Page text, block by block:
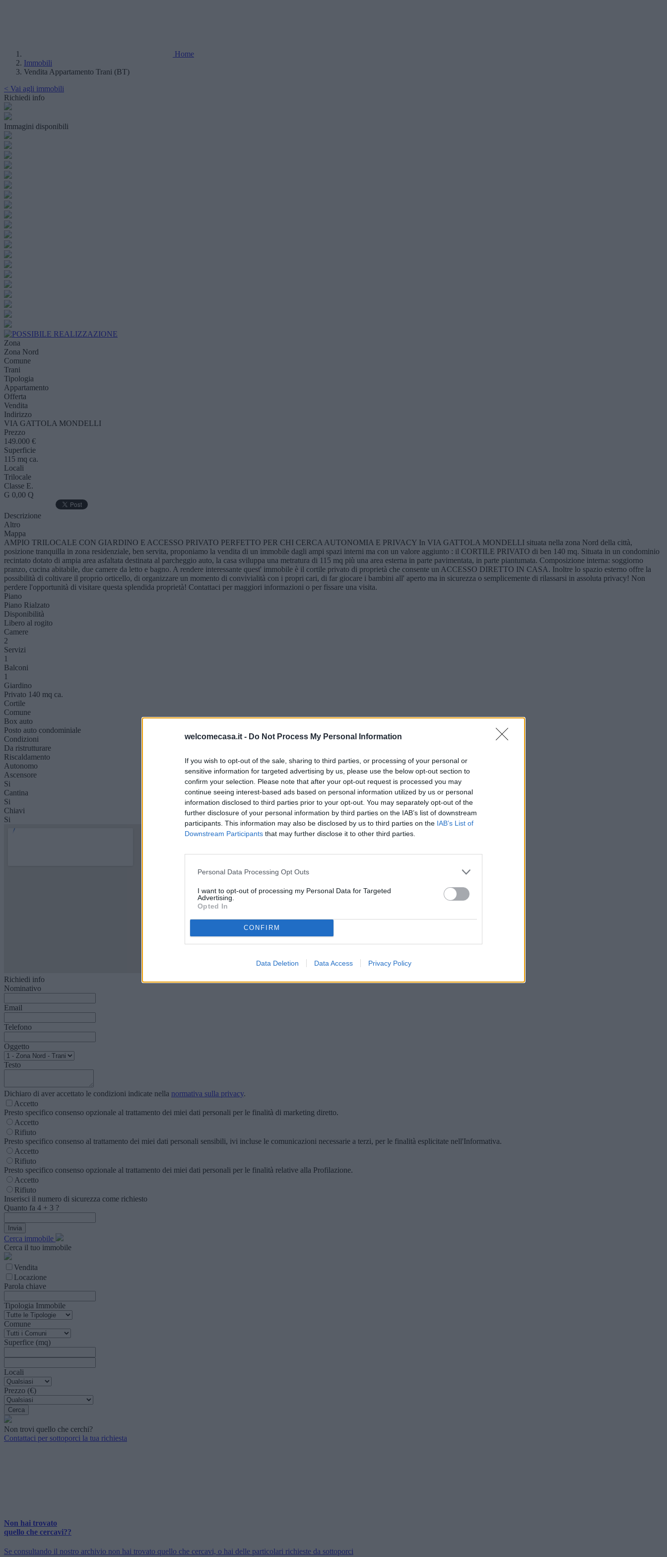
welcomecasa.it - Do Not Process My Personal Information
If you wish to opt-out of the sale, sharing to third parties, or processing of your personal or
sensitive information for targeted advertising by us, please use the below opt-out section to
confirm your selection. Please note that after your opt-out request is processed you may
continue seeing interest-based ads based on personal information utilized by us or personal
information disclosed to third parties prior to your opt-out. You may separately opt-out of the
further disclosure of your personal information by third parties on the IAB’s list of downstream
participants. This information may also be disclosed by us to third parties on the IAB’s List of
Downstream Participants that may further disclose it to other third parties.
Personal Data Processing Opt Outs
I want to opt-out of processing my Personal Data for Targeted
Advertising.
Opted In
CONFIRM
Data Deletion Data Access Privacy Policy
Home
Immobili
Vendita Appartamento Trani (BT)
< Vai agli immobili
Richiedi info
Immagini disponibili
Zona
Zona Nord
Comune
Trani
Tipologia
Appartamento
Offerta
Vendita
Indirizzo
VIA GATTOLA MONDELLI
Prezzo
149.000 €
Superficie
115 mq ca.
Locali
Trilocale
Classe E.
G 0,00 Q
Descrizione
Altro
Mappa
AMPIO TRILOCALE CON GIARDINO E ACCESSO PRIVATO PERFETTO PER CHI CERCA AUTONOMIA E PRIVACY In VIA GATTOLA MONDELLI situata nella zona Nord della città,
posizione tranquilla in zona residenziale, ben servita, proponiamo la vendita di un immobile dagli ampi spazi interni ma con un valore aggiunto : il CORTILE PRIVATO di ben 140 mq. Situata in un condominio
recintato dotato di ampia area asfaltata destinata al parcheggio auto, la casa sviluppa una metratura di 115 mq più una area esterna in parte pavimentata, in parte piantumata. Composizione interna: soggiorno
pranzo, cucina abitabile, due camere da letto e bagno. A rendere interessante quest' immobile è il cortile privato di proprietà che consente un ACCESSO DIRETTO IN CASA. Inoltre lo spazio esterno offre la
possibilità di coltivare il proprio orticello, di organizzare un momento di convivialità con i propri cari, di far giocare i bambini all' aperto ma in sicurezza o semplicemente di rilassarsi in assoluta privacy! Non
perdere l'opportunità di visitare questa splendida proprietà! Contattaci per maggiori informazioni o per fissare una visita.
Piano
Piano Rialzato
Disponibilità
Libero al rogito
Camere
2
Servizi
1
Balconi
1
Giardino
Privato 140 mq ca.
Cortile
Comune
Box auto
Posto auto condominiale
Condizioni
Da ristrutturare
Riscaldamento
Autonomo
Ascensore
Si
Cantina
Si
Chiavi
Si
Richiedi info
Nominativo
Email
Telefono
Oggetto
Testo
Dichiaro di aver accettato le condizioni indicate nella normativa sulla privacy.
Accetto
Presto specifico consenso opzionale al trattamento dei miei dati personali per le finalità di marketing diretto.
Accetto
Rifiuto
Presto specifico consenso al trattamento dei miei dati personali sensibili, ivi incluse le comunicazioni necessarie a terzi, per le finalità esplicitate nell'Informativa.
Accetto
Rifiuto
Presto specifico consenso opzionale al trattamento dei miei dati personali per le finalità relative alla Profilazione.
Accetto
Rifiuto
Inserisci il numero di sicurezza come richiesto
Quanto fa 4 + 3 ?
Cerca immobile
Cerca il tuo immobile
Vendita
Locazione
Parola chiave
Tipologia Immobile
Comune
Superfice (mq)
Locali
Prezzo (€)
Non trovi quello che cerchi?
Contattaci per sottoporci la tua richiesta
Non hai trovato
quello che cercavi??
Se consultando il nostro archivio non hai trovato quello che cercavi, o hai delle particolari richieste da sottoporci